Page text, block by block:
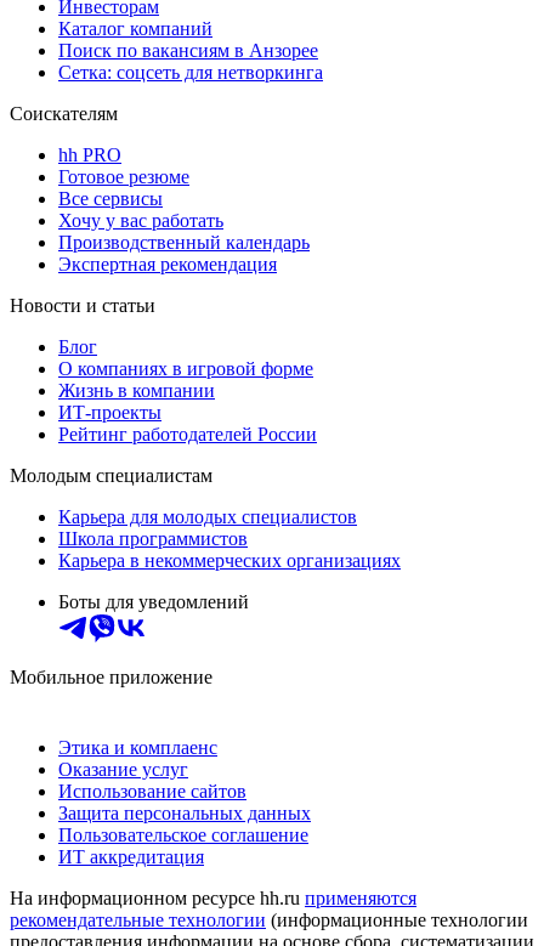
Инвесторам
Каталог компаний
Поиск по вакансиям в Анзорее
Сетка: соцсеть для нетворкинга
Соискателям
hh PRO
Готовое резюме
Все сервисы
Хочу у вас работать
Производственный календарь
Экспертная рекомендация
Новости и статьи
Блог
О компаниях в игровой форме
Жизнь в компании
ИТ-проекты
Рейтинг работодателей России
Молодым специалистам
Карьера для молодых специалистов
Школа программистов
Карьера в некоммерческих организациях
Боты для уведомлений
Мобильное приложение
Этика и комплаенс
Оказание услуг
Использование сайтов
Защита персональных данных
Пользовательское соглашение
ИТ аккредитация
На информационном ресурсе hh.ru применяются
рекомендательные технологии (информационные технологии
предоставления информации на основе сбора, систематизации